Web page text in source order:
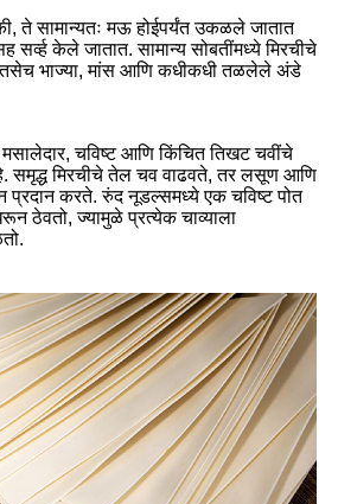
ते सामान्यतः मऊ होईपर्यंत उकळले जातात
सर्व्ह केले जातात. सामान्य सोबतींमध्ये मिरचीचे
भाज्या, मांस आणि कधीकधी तळलेले अंडे
मसालेदार, चविष्ट आणि किंचित तिखट चवींचे
समृद्ध मिरचीचे तेल चव वाढवते, तर लसूण आणि
प्रदान करते. रुंद नूडल्समध्ये एक चविष्ट पोत
ठेवतो, ज्यामुळे प्रत्येक चाव्याला